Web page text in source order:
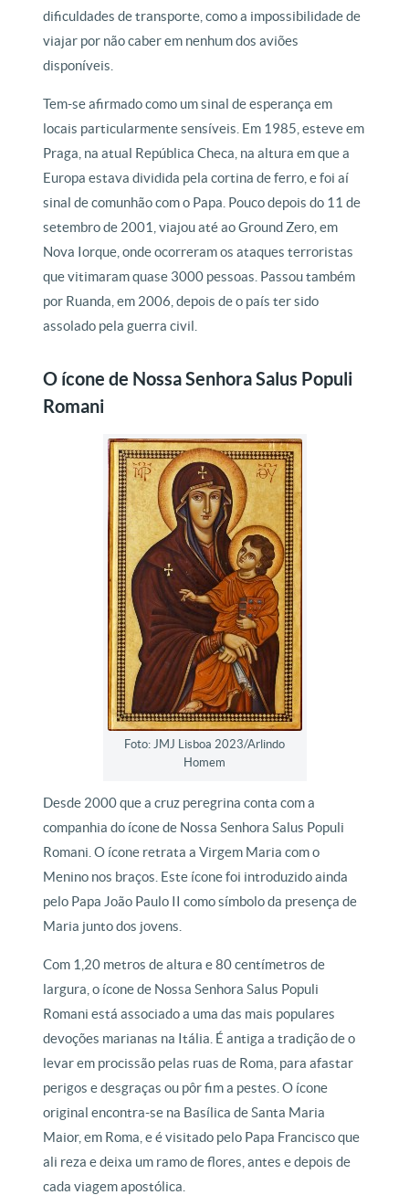
dificuldades de transporte, como a impossibilidade de
viajar por não caber em nenhum dos aviões
disponíveis.
Tem-se afirmado como um sinal de esperança em
locais particularmente sensíveis. Em 1985, esteve em
Praga, na atual República Checa, na altura em que a
Europa estava dividida pela cortina de ferro, e foi aí
sinal de comunhão com o Papa. Pouco depois do 11 de
setembro de 2001, viajou até ao Ground Zero, em
Nova Iorque, onde ocorreram os ataques terroristas
que vitimaram quase 3000 pessoas. Passou também
por Ruanda, em 2006, depois de o país ter sido
assolado pela guerra civil.
O ícone de Nossa Senhora Salus Populi
Romani
Foto: JMJ Lisboa 2023/Arlindo
Homem
Desde 2000 que a cruz peregrina conta com a
companhia do ícone de Nossa Senhora Salus Populi
Romani. O ícone retrata a Virgem Maria com o
Menino nos braços. Este ícone foi introduzido ainda
pelo Papa João Paulo II como símbolo da presença de
Maria junto dos jovens.
Com 1,20 metros de altura e 80 centímetros de
largura, o ícone de Nossa Senhora Salus Populi
Romani está associado a uma das mais populares
devoções marianas na Itália. É antiga a tradição de o
levar em procissão pelas ruas de Roma, para afastar
perigos e desgraças ou pôr fim a pestes. O ícone
original encontra-se na Basílica de Santa Maria
Maior, em Roma, e é visitado pelo Papa Francisco que
ali reza e deixa um ramo de flores, antes e depois de
cada viagem apostólica.